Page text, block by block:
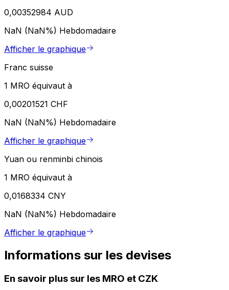
0,00352984 AUD
NaN (NaN%) Hebdomadaire
Afficher le graphique
Franc suisse
1 MRO équivaut à
0,00201521 CHF
NaN (NaN%) Hebdomadaire
Afficher le graphique
Yuan ou renminbi chinois
1 MRO équivaut à
0,0168334 CNY
NaN (NaN%) Hebdomadaire
Afficher le graphique
Informations sur les devises
En savoir plus sur les MRO et CZK